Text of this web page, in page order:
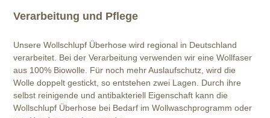
Verarbeitung und Pflege
Unsere Wollschlupf Überhose wird regional in Deutschland
verarbeitet. Bei der Verarbeitung verwenden wir eine Wollfaser
aus 100% Biowolle. Für noch mehr Auslaufschutz, wird die
Wolle doppelt gestickt, so entstehen zwei Lagen. Durch ihre
selbst reinigende und antibakteriell Eigenschaft kann die
Wollschlupf Überhose bei Bedarf im Wollwaschprogramm oder